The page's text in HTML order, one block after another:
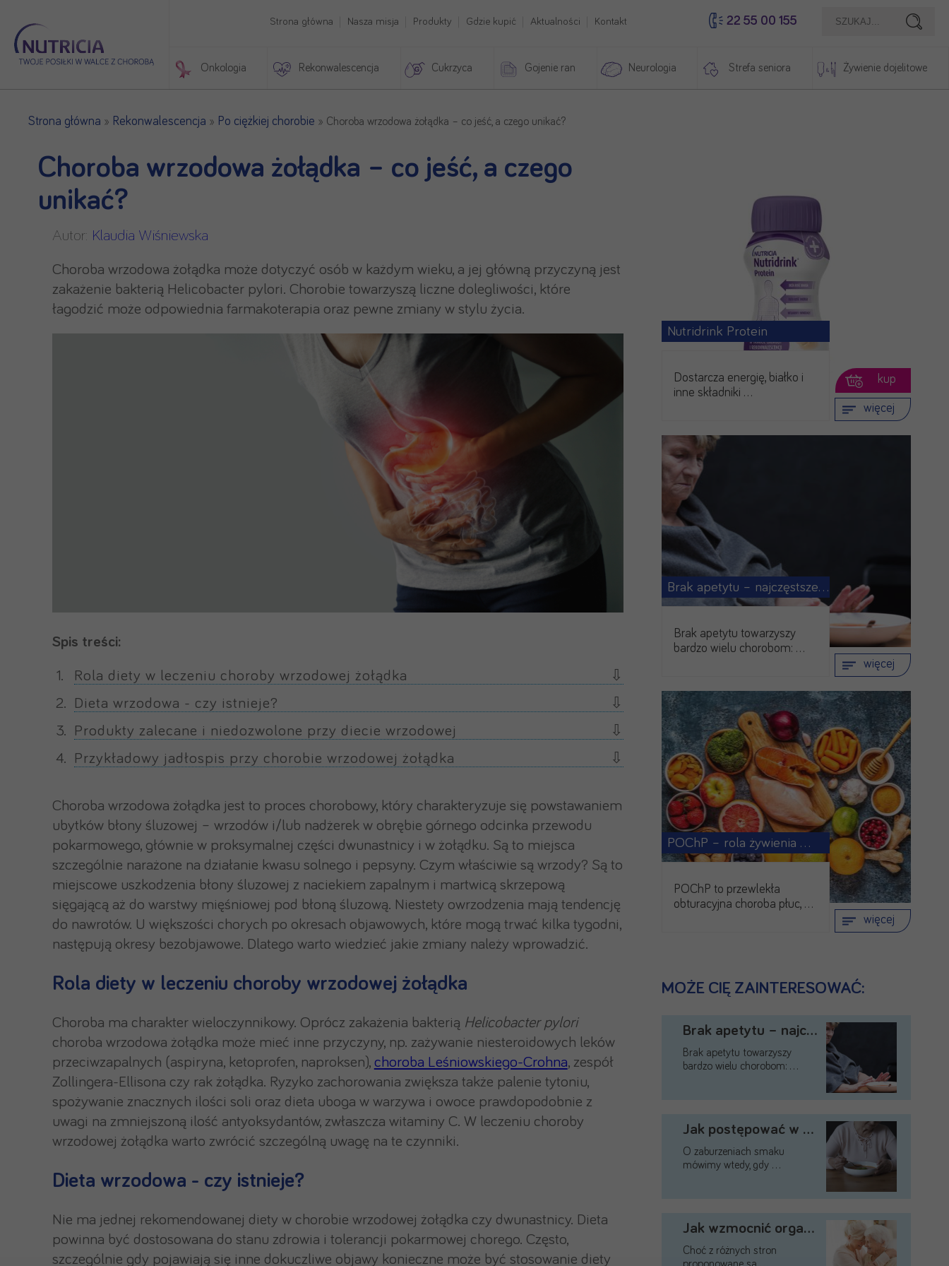
Strona główna Nasza misja Produkty Gdzie kupić Aktualności Kontakt 22 55 00 155 Szukaj
Onkologia Rekonwalescencja Cukrzyca Gojenie ran Neurologia Strefa seniora Żywienie dojelitowe
Strona główna » Rekonwalescencja » Po ciężkiej chorobie » Choroba wrzodowa żołądka – co jeść, a czego unikać?
Choroba wrzodowa żołądka – co jeść, a czego
unikać?
Autor: Klaudia Wiśniewska
Choroba wrzodowa żołądka może dotyczyć osób w każdym wieku, a jej główną przyczyną jest
zakażenie bakterią Helicobacter pylori. Chorobie towarzyszą liczne dolegliwości, które
łagodzić może odpowiednia farmakoterapia oraz pewne zmiany w stylu życia.
Spis treści:
Rola diety w leczeniu choroby wrzodowej żołądka
Dieta wrzodowa - czy istnieje?
Produkty zalecane i niedozwolone przy diecie wrzodowej
Przykładowy jadłospis przy chorobie wrzodowej żołądka
Choroba wrzodowa żołądka jest to proces chorobowy, który charakteryzuje się powstawaniem
ubytków błony śluzowej – wrzodów i/lub nadżerek w obrębie górnego odcinka przewodu
pokarmowego, głównie w proksymalnej części dwunastnicy i w żołądku. Są to miejsca
szczególnie narażone na działanie kwasu solnego i pepsyny. Czym właściwie są wrzody? Są to
miejscowe uszkodzenia błony śluzowej z naciekiem zapalnym i martwicą skrzepową
sięgającą aż do warstwy mięśniowej pod błoną śluzową. Niestety owrzodzenia mają tendencję
do nawrotów. U większości chorych po okresach objawowych, które mogą trwać kilka tygodni,
następują okresy bezobjawowe. Dlatego warto wiedzieć jakie zmiany należy wprowadzić.
Rola diety w leczeniu choroby wrzodowej żołądka
Choroba ma charakter wieloczynnikowy. Oprócz zakażenia bakterią Helicobacter pylori
choroba wrzodowa żołądka może mieć inne przyczyny, np. zażywanie niesteroidowych leków
przeciwzapalnych (aspiryna, ketoprofen, naproksen), choroba Leśniowskiego-Crohna, zespół
Zollingera-Ellisona czy rak żołądka. Ryzyko zachorowania zwiększa także palenie tytoniu,
spożywanie znacznych ilości soli oraz dieta uboga w warzywa i owoce prawdopodobnie z
uwagi na zmniejszoną ilość antyoksydantów, zwłaszcza witaminy C. W leczeniu choroby
wrzodowej żołądka warto zwrócić szczególną uwagę na te czynniki.
Dieta wrzodowa - czy istnieje?
Nie ma jednej rekomendowanej diety w chorobie wrzodowej żołądka czy dwunastnicy. Dieta
powinna być dostosowana do stanu zdrowia i tolerancji pokarmowej chorego. Często,
szczególnie gdy pojawiają się inne dokuczliwe objawy konieczne może być stosowanie diety
Nutridrink Protein
Dostarcza energię, białko i
inne składniki …
więcej
kup
Brak apetytu – najczęstsze …
Brak apetytu towarzyszy
bardzo wielu chorobom: …
więcej
POChP – rola żywienia …
POChP to przewlekła
obturacyjna choroba płuc, …
więcej
MOŻE CIĘ ZAINTERESOWAĆ:
Brak apetytu – najczęstsze …
Brak apetytu towarzyszy
bardzo wielu chorobom: …
Jak postępować w zaburzeniach …
O zaburzeniach smaku
mówimy wtedy, gdy …
Jak wzmocnić organizm osoby …
Choć z różnych stron